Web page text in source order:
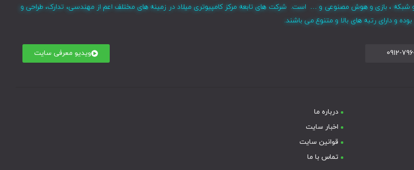
و شبکه ، بازی و هوش مصنوعی و … است. شرکت های تابعه مرکز کامپیوتری میلاد در زمینه های مختلف اعم از مهندسی، تدارک، طراحی و
و دارای رتبه های بالا و متنوع می باشند.
0912- ویدیو معرفی سایت
درباره ما
اخبار سایت
قوانین سایت
تماس با ما